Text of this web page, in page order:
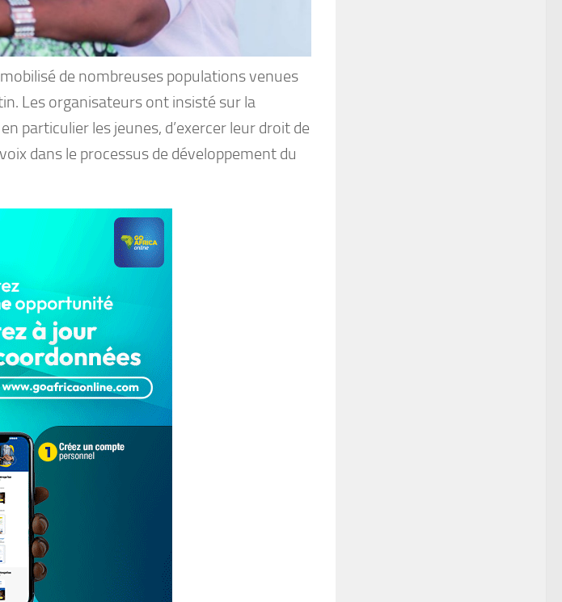
de nombreuses populations venues
Les organisateurs ont insisté sur la
particulier les jeunes, d’exercer leur droit de
dans le processus de développement du